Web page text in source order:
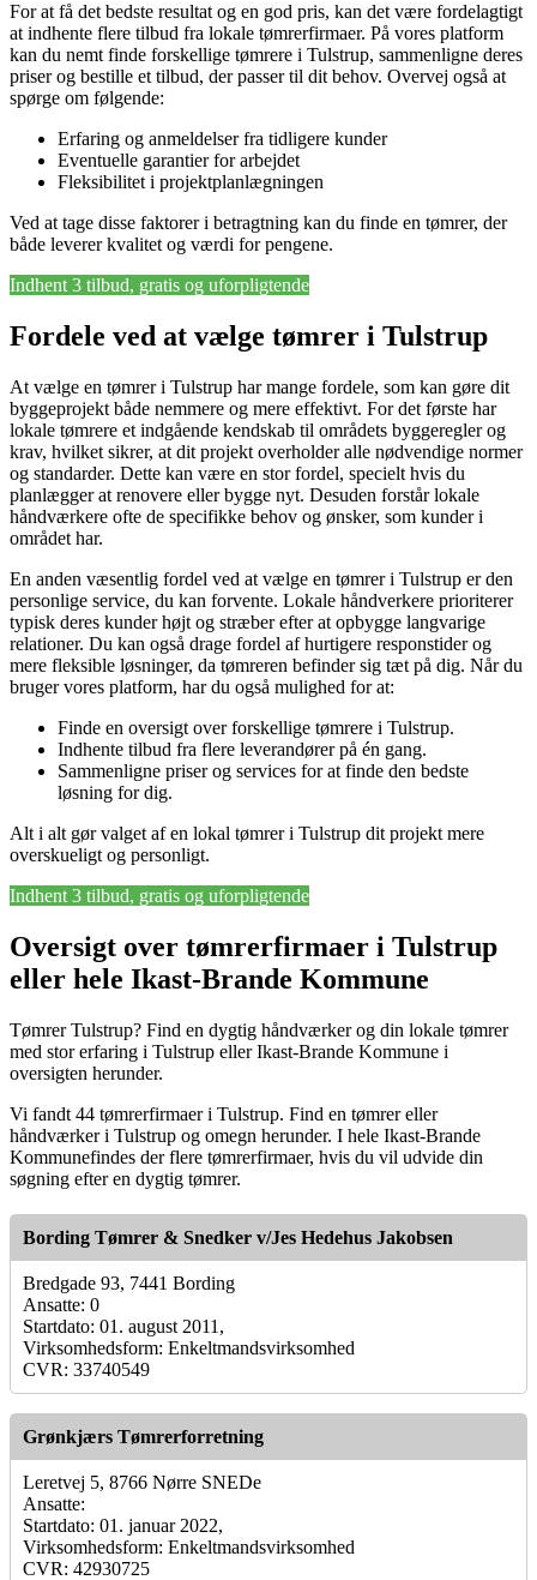
For at få det bedste resultat og en god pris, kan det være fordelagtigt
at indhente flere tilbud fra lokale tømrerfirmaer. På vores platform
kan du nemt finde forskellige tømrere i Tulstrup, sammenligne deres
priser og bestille et tilbud, der passer til dit behov. Overvej også at
spørge om følgende:
Erfaring og anmeldelser fra tidligere kunder
Eventuelle garantier for arbejdet
Fleksibilitet i projektplanlægningen
Ved at tage disse faktorer i betragtning kan du finde en tømrer, der
både leverer kvalitet og værdi for pengene.
Indhent 3 tilbud, gratis og uforpligtende
Fordele ved at vælge tømrer i Tulstrup
At vælge en tømrer i Tulstrup har mange fordele, som kan gøre dit
byggeprojekt både nemmere og mere effektivt. For det første har
lokale tømrere et indgående kendskab til områdets byggeregler og
krav, hvilket sikrer, at dit projekt overholder alle nødvendige normer
og standarder. Dette kan være en stor fordel, specielt hvis du
planlægger at renovere eller bygge nyt. Desuden forstår lokale
håndværkere ofte de specifikke behov og ønsker, som kunder i
området har.
En anden væsentlig fordel ved at vælge en tømrer i Tulstrup er den
personlige service, du kan forvente. Lokale håndverkere prioriterer
typisk deres kunder højt og stræber efter at opbygge langvarige
relationer. Du kan også drage fordel af hurtigere responstider og
mere fleksible løsninger, da tømreren befinder sig tæt på dig. Når du
bruger vores platform, har du også mulighed for at:
Finde en oversigt over forskellige tømrere i Tulstrup.
Indhente tilbud fra flere leverandører på én gang.
Sammenligne priser og services for at finde den bedste
løsning for dig.
Alt i alt gør valget af en lokal tømrer i Tulstrup dit projekt mere
overskueligt og personligt.
Indhent 3 tilbud, gratis og uforpligtende
Oversigt over tømrerfirmaer i Tulstrup
eller hele Ikast-Brande Kommune
Tømrer Tulstrup? Find en dygtig håndværker og din lokale tømrer
med stor erfaring i Tulstrup eller Ikast-Brande Kommune i
oversigten herunder.
Vi fandt 44 tømrerfirmaer i Tulstrup. Find en tømrer eller
håndværker i Tulstrup og omegn herunder. I hele Ikast-Brande
Kommunefindes der flere tømrerfirmaer, hvis du vil udvide din
søgning efter en dygtig tømrer.
Bording Tømrer & Snedker v/Jes Hedehus Jakobsen
Bredgade 93, 7441 Bording
Ansatte: 0
Startdato: 01. august 2011,
Virksomhedsform: Enkeltmandsvirksomhed
CVR: 33740549
Grønkjærs Tømrerforretning
Leretvej 5, 8766 Nørre SNEDe
Ansatte:
Startdato: 01. januar 2022,
Virksomhedsform: Enkeltmandsvirksomhed
CVR: 42930725